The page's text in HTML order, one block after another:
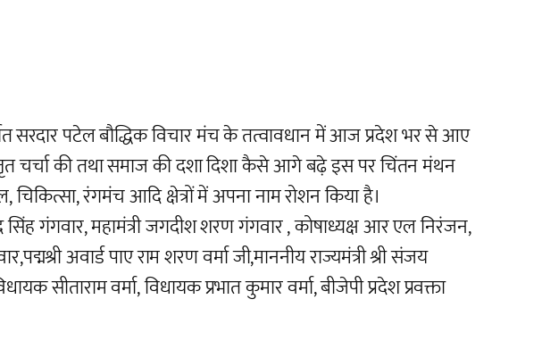
सरदार पटेल बौद्धिक विचार मंच के तत्वावधान में आज प्रदेश भर से आए
चर्चा की तथा समाज की दशा दिशा कैसे आगे बढ़े इस पर चिंतन मंथन
रंगमंच आदि क्षेत्रों में अपना नाम रोशन किया है।
सिंह गंगवार, महामंत्री जगदीश शरण गंगवार , कोषाध्यक्ष आर एल निरंजन,
अवार्ड पाए राम शरण वर्मा जी,माननीय राज्यमंत्री श्री संजय
सीताराम वर्मा, विधायक प्रभात कुमार वर्मा, बीजेपी प्रदेश प्रवक्ता